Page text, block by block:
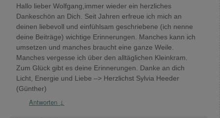
Hallo lieber Wolfgang,immer wieder ein herzliches
Dankeschön an Dich. Seit Jahren erfreue ich mich an
deinen liebevoll und einfühlsam geschriebene (ich nenne
deine Beiträge) wichtige Erinnerungen. Manches kann ich
umsetzen und manches braucht eine ganze Weile.
Manches vergesse ich über den alltäglichen Kleinkram.
Zum Glück gibt es deine Erinnerungen. Danke an dich
Licht, Energie und Liebe –> Herzlichst Sylvia Heeder
(Günther)
Antworten ↓